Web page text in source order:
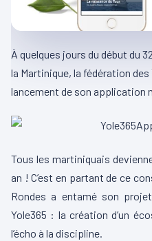
À quelques jours du début du
la Martinique, la fédération
lancement de son application
Tous les martiniquais
an ! C’est en partant de ce
Rondes a entamé son
Yole365 : la création d’un
l’écho à la discipline.